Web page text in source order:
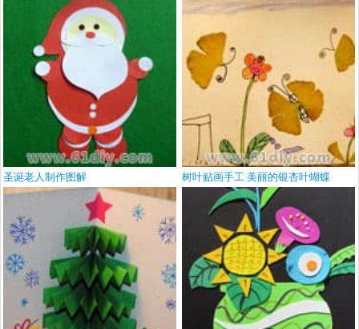
圣诞老人制作图解 树叶贴画手工 美丽的银杏叶蝴蝶